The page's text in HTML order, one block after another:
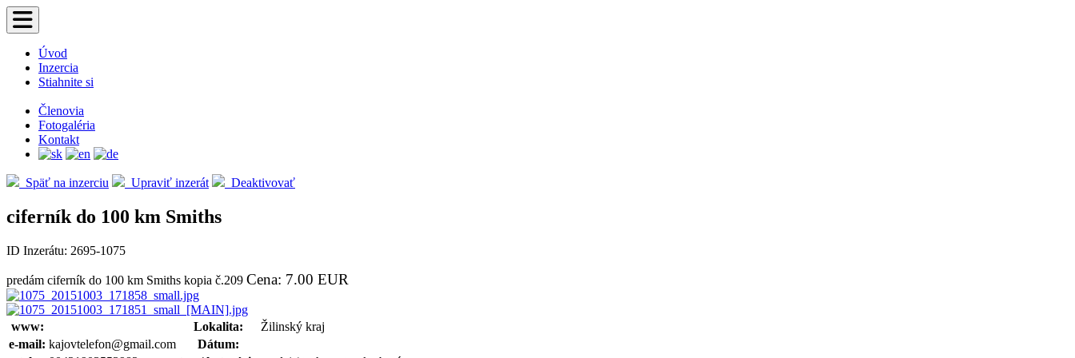
Úvod
Inzercia
Stiahnite si
Členovia
Fotogaléria
Kontakt
Späť na inzerciu Upraviť inzerát Deaktivovať
ciferník do 100 km Smiths
ID Inzerátu: 2695-1075
predám ciferník do 100 km Smiths kopia č.209 Cena: 7.00 EUR
www: Lokalita:
Žilinský kraj
e-mail: kajovtelefon@gmail.com
Dátum: